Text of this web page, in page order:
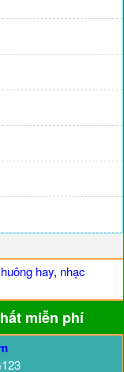
hay, nhạc
miễn phí